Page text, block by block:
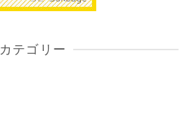
カテゴリー